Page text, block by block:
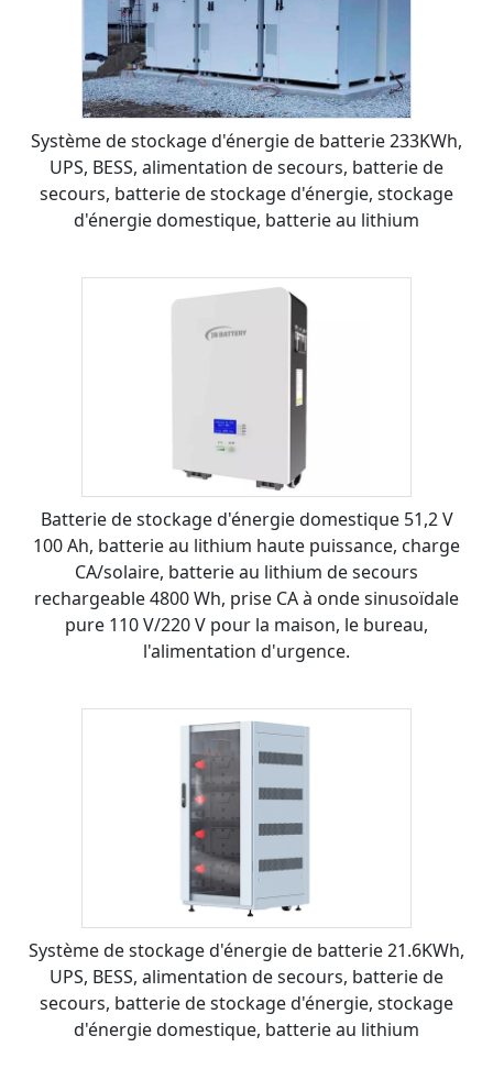
Système de stockage d'énergie de batterie 233KWh,
UPS, BESS, alimentation de secours, batterie de
secours, batterie de stockage d'énergie, stockage
d'énergie domestique, batterie au lithium
Batterie de stockage d'énergie domestique 51,2 V
100 Ah, batterie au lithium haute puissance, charge
CA/solaire, batterie au lithium de secours
rechargeable 4800 Wh, prise CA à onde sinusoïdale
pure 110 V/220 V pour la maison, le bureau,
l'alimentation d'urgence.
Système de stockage d'énergie de batterie 21.6KWh,
UPS, BESS, alimentation de secours, batterie de
secours, batterie de stockage d'énergie, stockage
d'énergie domestique, batterie au lithium